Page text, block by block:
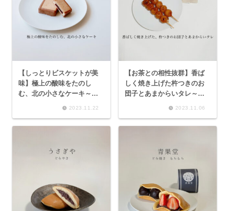
【しっとりビスケットが美
味】極上の酸味をたのし
む、北の小さなケーキ～も
～
2023.11.22
【お茶との相性抜群】香ば
しく焼き上げた杵つきのお
団子とあまからいタレ～み
2023.11.06